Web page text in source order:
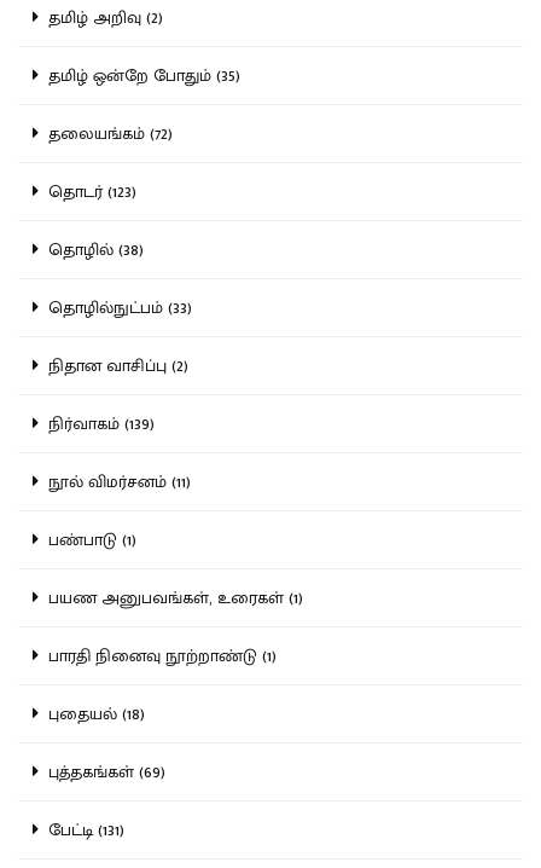
தமிழ் அறிவு (2)
தமிழ் ஒன்றே போதும் (35)
தலையங்கம் (72)
தொடர் (123)
தொழில் (38)
தொழில்நுட்பம் (33)
நிதான வாசிப்பு (2)
நிர்வாகம் (139)
நூல் விமர்சனம் (11)
பண்பாடு (1)
பயண அனுபவங்கள், உரைகள் (1)
பாரதி நினைவு நூற்றாண்டு (1)
புதையல் (18)
புத்தகங்கள் (69)
பேட்டி (131)